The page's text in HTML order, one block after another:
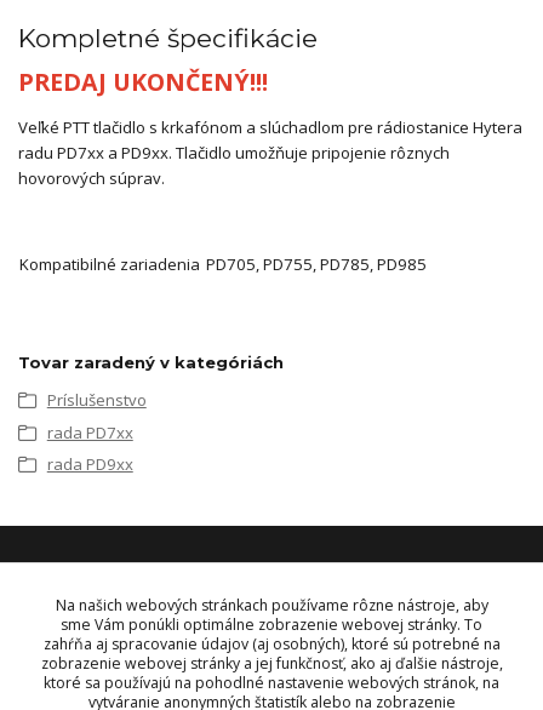
Kompletné špecifikácie
PREDAJ UKONČENÝ!!!
Veľké PTT tlačidlo s krkafónom a slúchadlom pre rádiostanice Hytera
radu PD7xx a PD9xx. Tlačidlo umožňuje pripojenie rôznych
hovorových súprav.
Kompatibilné zariadenia PD705, PD755, PD785, PD985
Tovar zaradený v kategóriách
Príslušenstvo
rada PD7xx
rada PD9xx
KONTAKT
OBJEDNÁVKY A INFORMÁCIE
+421 948 229 224
info@vysielacky.com
Na našich webových stránkach používame rôzne nástroje, aby
sme Vám ponúkli optimálne zobrazenie webovej stránky. To
zahŕňa aj spracovanie údajov (aj osobných), ktoré sú potrebné na
zobrazenie webovej stránky a jej funkčnosť, ako aj ďalšie nástroje,
ktoré sa používajú na pohodlné nastavenie webových stránok, na
vytváranie anonymných štatistík alebo na zobrazenie